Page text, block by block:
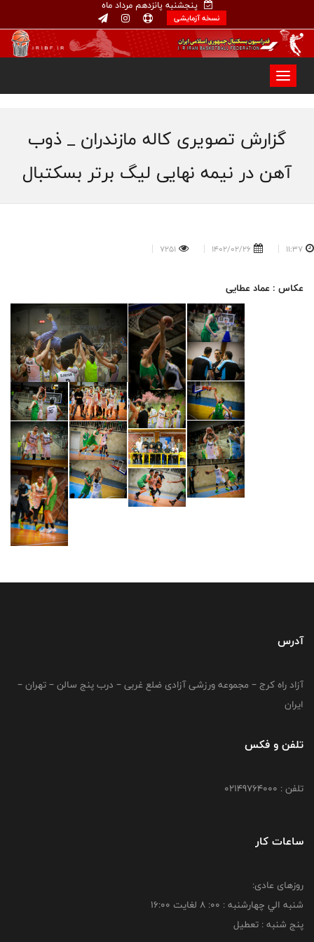
پنجشنبه پانزدهم مرداد ماه
نسخه آزمایشی
گزارش تصویری کاله مازندران _ ذوب
آهن در نیمه نهایی لیگ برتر بسکتبال
11:37
1402/02/26
7251
عکاس : عماد عطایی
آدرس
آزاد راه کرج – مجموعه ورزشی آزادی ضلع غربی – درب پنج سالن – تهران –
ایران
تلفن و فکس
تلفن : 02149764000
ساعات کار
روزهای عادی:
شنبه الي چهارشنبه : 00: 8 لغايت 16:00
پنج شنبه : تعطیل